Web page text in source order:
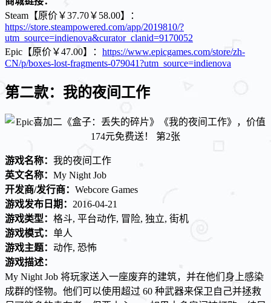
Steam【原价￥37.70￥58.00】：
https://store.steampowered.com/app/2019810/?
utm_source=indienova&curator_clanid=9170052
Epic【原价￥47.00】： https://www.epicgames.com/store/zh-
CN/p/boxes-lost-fragments-079041?utm_source=indienova
第二款：我的夜间工作
游戏名称： 我的夜间工作
英文名称： My Night Job
开发商/发行商： Webcore Games
游戏发布日期： 2016-04-21
游戏类型： 格斗, 平台动作, 冒险, 独立, 街机
游戏模式： 单人
游戏主题： 动作, 恐怖
游戏描述：
My Night Job 将玩家送入一座废弃的建筑，并在他们身上感染
成群的怪物。他们可以使用超过 60 种武器来保卫自己并拯救